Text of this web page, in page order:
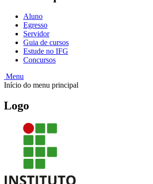
Aluno
Egresso
Servidor
Guia de cursos
Estude no IFG
Concursos
Menu
Início do menu principal
Logo